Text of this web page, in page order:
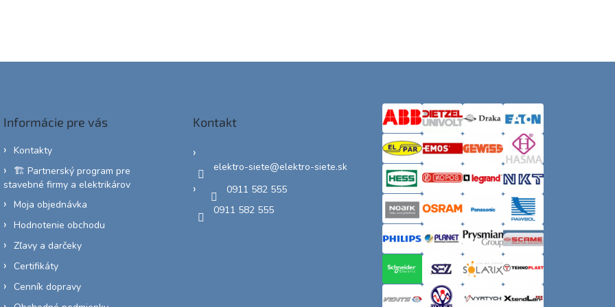
Informácie pre vás
Kontakty
🏗️ Partnerský program pre
stavebné firmy a elektrikárov
Moja objednávka
Hodnotenie obchodu
Zľavy a darčeky
Certifikáty
Cenník dopravy
Kontakt
elektro-siete@elektro-siete.sk
0911 582 555
0911 582 555